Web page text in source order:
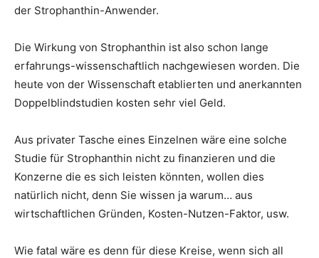
der Strophanthin-Anwender.
Die Wirkung von Strophanthin ist also schon lange
erfahrungs-wissenschaftlich nachgewiesen worden. Die
heute von der Wissenschaft etablierten und anerkannten
Doppelblindstudien kosten sehr viel Geld.
Aus privater Tasche eines Einzelnen wäre eine solche
Studie für Strophanthin nicht zu finanzieren und die
Konzerne die es sich leisten könnten, wollen dies
natürlich nicht, denn Sie wissen ja warum… aus
wirtschaftlichen Gründen, Kosten-Nutzen-Faktor, usw.
Wie fatal wäre es denn für diese Kreise, wenn sich all